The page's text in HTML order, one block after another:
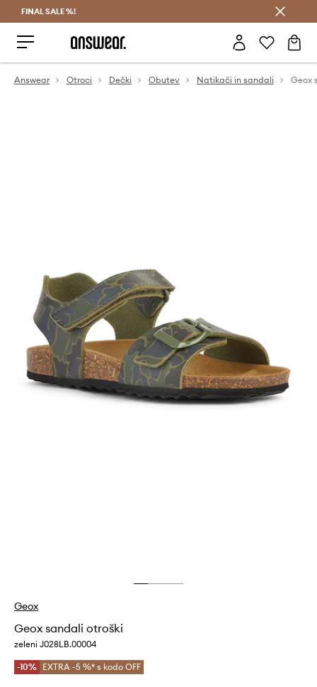
FINAL SALE %!
Answear Otroci Dečki Obutev Natikači in sandali Geox
Geox
Geox sandali otroški
zeleni J028LB.00004
-10% EXTRA -5 %* s kodo OFF